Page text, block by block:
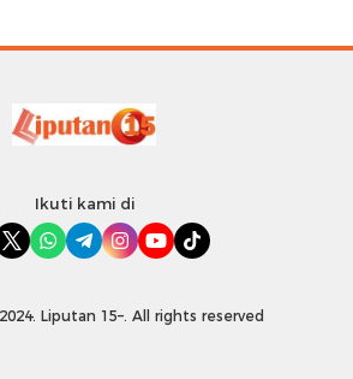
Ikuti kami di
Liputan 15–. All rights reserved